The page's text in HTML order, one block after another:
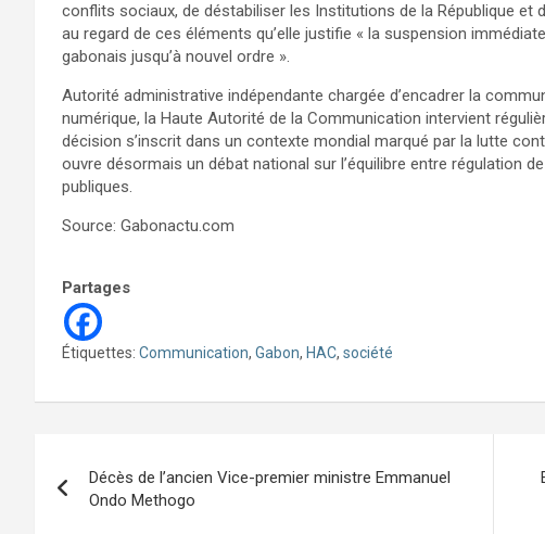
conflits sociaux, de déstabiliser les Institutions de la République et
au regard de ces éléments qu’elle justifie « la suspension
gabonais jusqu’à nouvel ordre ».
Autorité administrative indépendante chargée d’encadrer la
numérique, la Haute Autorité de la Communication intervient
décision s’inscrit dans un contexte mondial marqué par la lutte
ouvre désormais un débat national sur l’équilibre entre régulation
publiques.
Source: Gabonactu.com
Partages
Étiquettes: Communication, Gabon, HAC, société
de
Décès de l’ancien Vice-premier ministre Emmanuel
Ondo Methogo